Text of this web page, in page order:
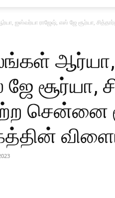
ஐஸ்வர்யா ராஜேஷ், எஸ் ஜே சூர்யா,
சூர்யா,